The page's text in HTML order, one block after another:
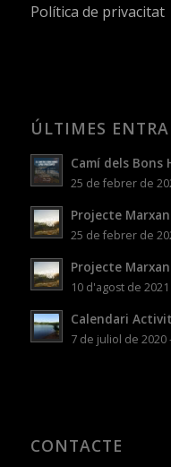
Política de privacitat
ÚLTIMES
Camí dels Bons
25 de febrer de
Projecte
25 de febrer de
Projecte
10 d'agost de 2021
Calendari
7 de juliol de 2020
CONTACTE